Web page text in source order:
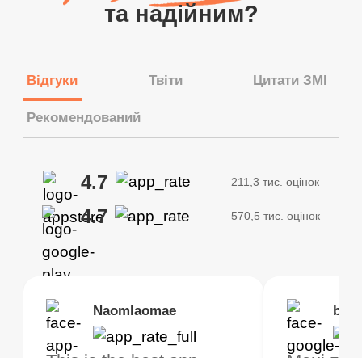
та надійним?
Відгуки Твіти Цитати ЗМІ
Рекомендований
4.7 211,3 тис. оцінок
4.7 570,5 тис. оцінок
Naomlaomae
Kirtisha Samant
Brias Foutrrrrrr